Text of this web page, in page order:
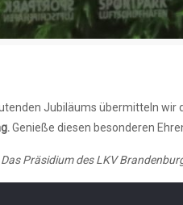
Jubiläums übermitteln
Genieße diesen besonderen
Das Präsidium des LKV